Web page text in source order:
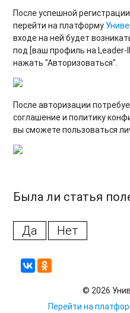
После успешной
перейти на платформу
входе на ней будет
под [ваш профиль на
нажать "Авторизоваться".
После авторизации
соглашение и политику
вы сможете пользоваться
Была ли статья
Да Нет
© 2026
Перейти на